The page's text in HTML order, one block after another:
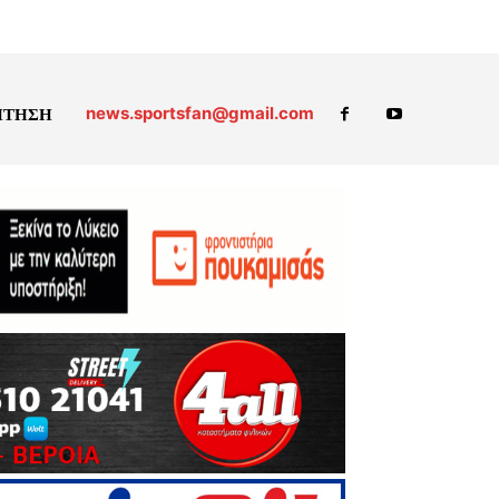
news.sportsfan@gmail.com